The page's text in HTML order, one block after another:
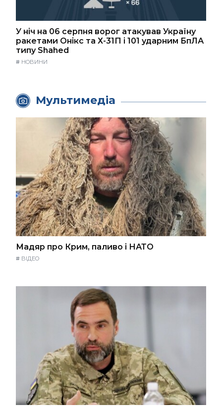
У ніч на 06 серпня ворог атакував Україну
ракетами Онікс та Х-31П і 101 ударним БпЛА
типу Shahed
# НОВИНИ
Мультимедіа
Мадяр про Крим, паливо і НАТО
# ВІДЕО